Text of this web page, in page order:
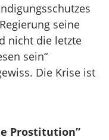
seine
nicht die letzte
sein“
Die Krise ist
Prostitution”